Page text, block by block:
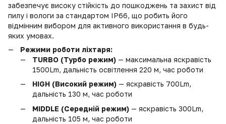
забезпечує високу стійкість до пошкоджень та захист від
пилу і вологи за стандартом IP66, що робить його
відмінним вибором для активного використання в будь-
яких умовах.
Режими роботи ліхтаря:
TURBO (Турбо режим) — максимальна яскравість
1500Lm, дальність освітлення 220 м, час роботи
HIGH (Високий режим) — яскравість 700Lm,
дальність 130 м, час роботи
MIDDLE (Середній режим) — яскравість 300Lm,
дальність 105 м, час роботи